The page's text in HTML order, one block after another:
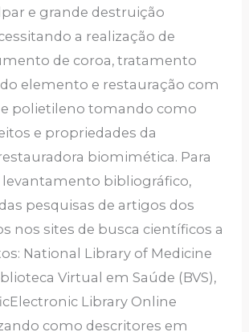
e grande destruição
a realização de
de coroa, tratamento
elemento e restauração com
polietileno tomando como
e propriedades da
biomimética. Para
levantamento bibliográfico,
pesquisas de artigos dos
nos sites de busca científicos a
National Library of Medicine
Virtual em Saúde (BVS),
Library Online
como descritores em